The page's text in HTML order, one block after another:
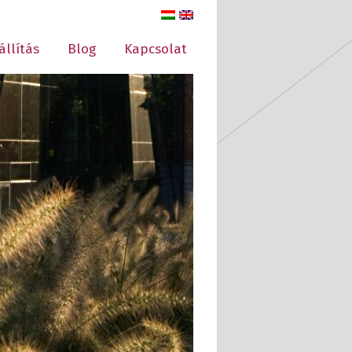
Blog Kapcsolat